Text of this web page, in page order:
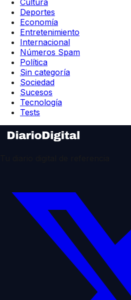
Deportes
Economía
Entretenimiento
Internacional
Números Spam
Política
Sin categoría
Sociedad
Sucesos
Tecnología
Tests